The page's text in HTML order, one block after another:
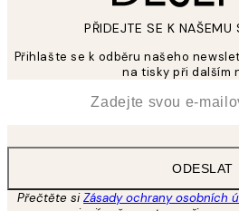
PŘIDEJTE SE K NAŠEMU
Přihlašte se k odběru našeho
na tisky při dalším
ODESLAT
Přečtěte siZásady ochrany osobních